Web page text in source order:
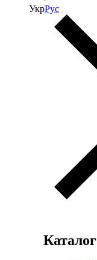
УкрРус
Каталог